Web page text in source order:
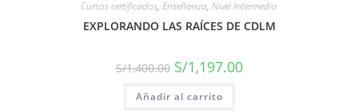
Cursos certificados, Enseñanza, Nivel Intermedio
EXPLORANDO LAS RAÍCES DE CDLM
S/1,400.00 S/1,197.00
Añadir al carrito